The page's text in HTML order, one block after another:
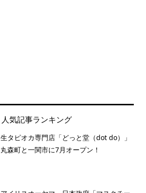
人気記事ランキング
生タピオカ専門店「どっと堂（dot do）」
丸森町と一関市に7月オープン！